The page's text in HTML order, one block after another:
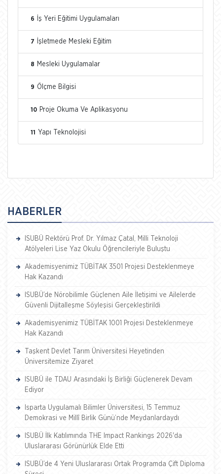
6 İş Yeri Eğitimi Uygulamaları
7 İşletmede Mesleki Eğitim
8 Mesleki Uygulamalar
9 Ölçme Bilgisi
10 Proje Okuma Ve Aplikasyonu
11 Yapı Teknolojisi
HABERLER
ISUBÜ Rektörü Prof. Dr. Yılmaz Çatal, Milli Teknoloji
Atölyeleri Lise Yaz Okulu Öğrencileriyle Buluştu
Akademisyenimiz TÜBİTAK 3501 Projesi Desteklenmeye
Hak Kazandı
ISUBÜ’de Nörobilimle Güçlenen Aile İletişimi ve Ailelerde
Güvenli Dijitalleşme Söyleşisi Gerçekleştirildi
Akademisyenimiz TÜBİTAK 1001 Projesi Desteklenmeye
Hak Kazandı
Taşkent Devlet Tarım Üniversitesi Heyetinden
Üniversitemize Ziyaret
ISUBÜ ile TDAU Arasındaki İş Birliği Güçlenerek Devam
Ediyor
Isparta Uygulamalı Bilimler Üniversitesi, 15 Temmuz
Demokrasi ve Millî Birlik Günü’nde Meydanlardaydı
ISUBÜ İlk Katılımında THE Impact Rankings 2026'da
Uluslararası Görünürlük Elde Etti
ISUBÜ’de 4 Yeni Uluslararası Ortak Programda Çift Diploma